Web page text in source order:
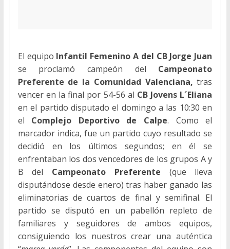
El equipo Infantil Femenino A del CB Jorge Juan
se proclamó campeón del Campeonato
Preferente de la Comunidad Valenciana, tras
vencer en la final por 54-56 al CB Jovens L´Eliana
en el partido disputado el domingo a las 10:30 en
el Complejo Deportivo de Calpe. Como el
marcador indica, fue un partido cuyo resultado se
decidió en los últimos segundos; en él se
enfrentaban los dos vencedores de los grupos A y
B del Campeonato Preferente (que lleva
disputándose desde enero) tras haber ganado las
eliminatorias de cuartos de final y semifinal. El
partido se disputó en un pabellón repleto de
familiares y seguidores de ambos equipos,
consiguiendo los nuestros crear una auténtica